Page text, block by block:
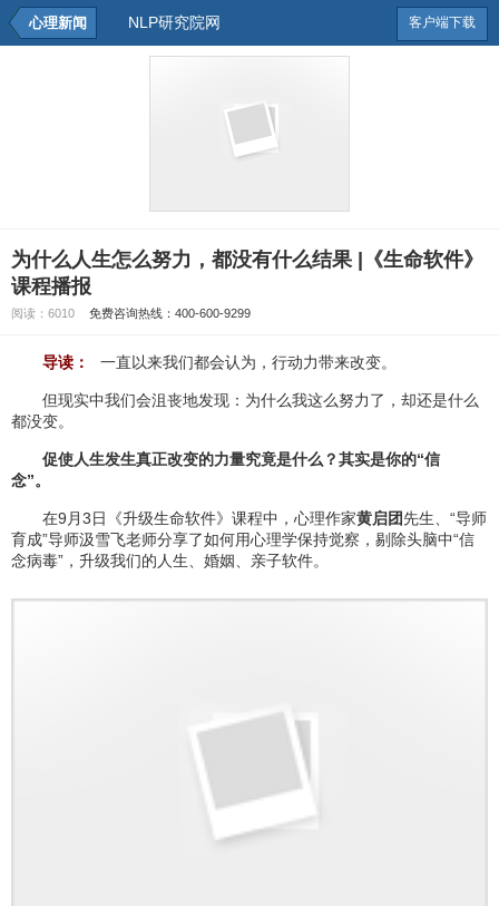
心理新闻 NLP研究院网 客户端下载
为什么人生怎么努力，都没有什么结果 |《生命软件》
课程播报
阅读： 6010 免费咨询热线：400-600-9299
导读： 一直以来我们都会认为，行动力带来改变。
但现实中我们会沮丧地发现：为什么我这么努力了，却还是什么
都没变。
促使人生发生真正改变的力量究竟是什么？其实是你的“信
念”。
在9月3日《升级生命软件》课程中，心理作家黄启团先生、“导师
育成”导师汲雪飞老师分享了如何用心理学保持觉察，剔除头脑中“信
念病毒”，升级我们的人生、婚姻、亲子软件。